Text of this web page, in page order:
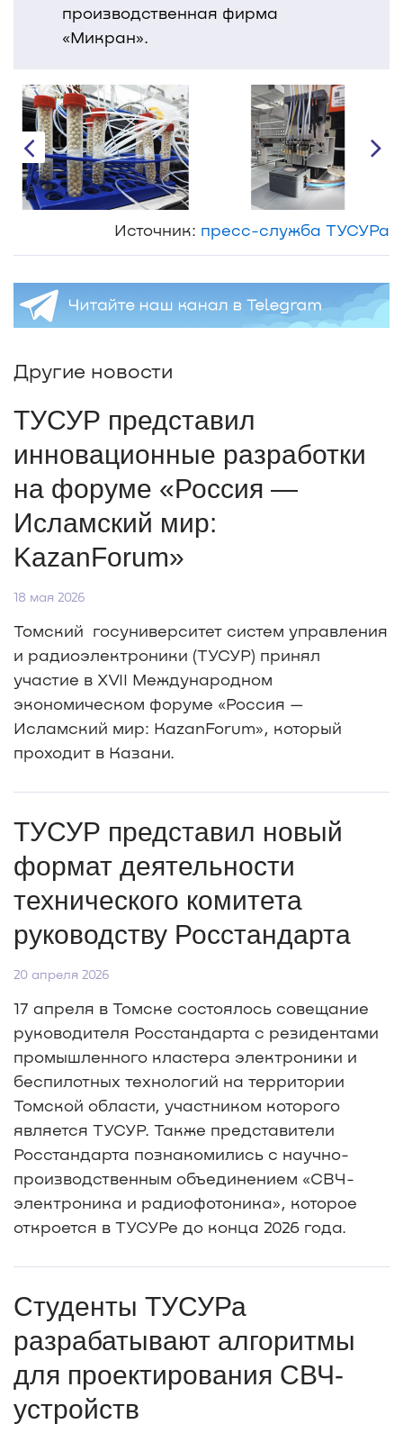
производственная фирма
«Микран».
Источник: пресс-служба ТУСУРа
Другие новости
ТУСУР представил
инновационные разработки
на форуме «Россия —
Исламский мир:
KazanForum»
18 мая 2026
Томский госуниверситет систем управления
и радиоэлектроники (ТУСУР) принял
участие в XVII Международном
экономическом форуме «Россия —
Исламский мир: KazanForum», который
проходит в Казани.
ТУСУР представил новый
формат деятельности
технического комитета
руководству Росстандарта
20 апреля 2026
17 апреля в Томске состоялось совещание
руководителя Росстандарта с резидентами
промышленного кластера электроники и
беспилотных технологий на территории
Томской области, участником которого
является ТУСУР. Также представители
Росстандарта познакомились с научно-
производственным объединением «СВЧ-
электроника и радиофотоника», которое
откроется в ТУСУРе до конца 2026 года.
Студенты ТУСУРа
разрабатывают алгоритмы
для проектирования СВЧ-
устройств